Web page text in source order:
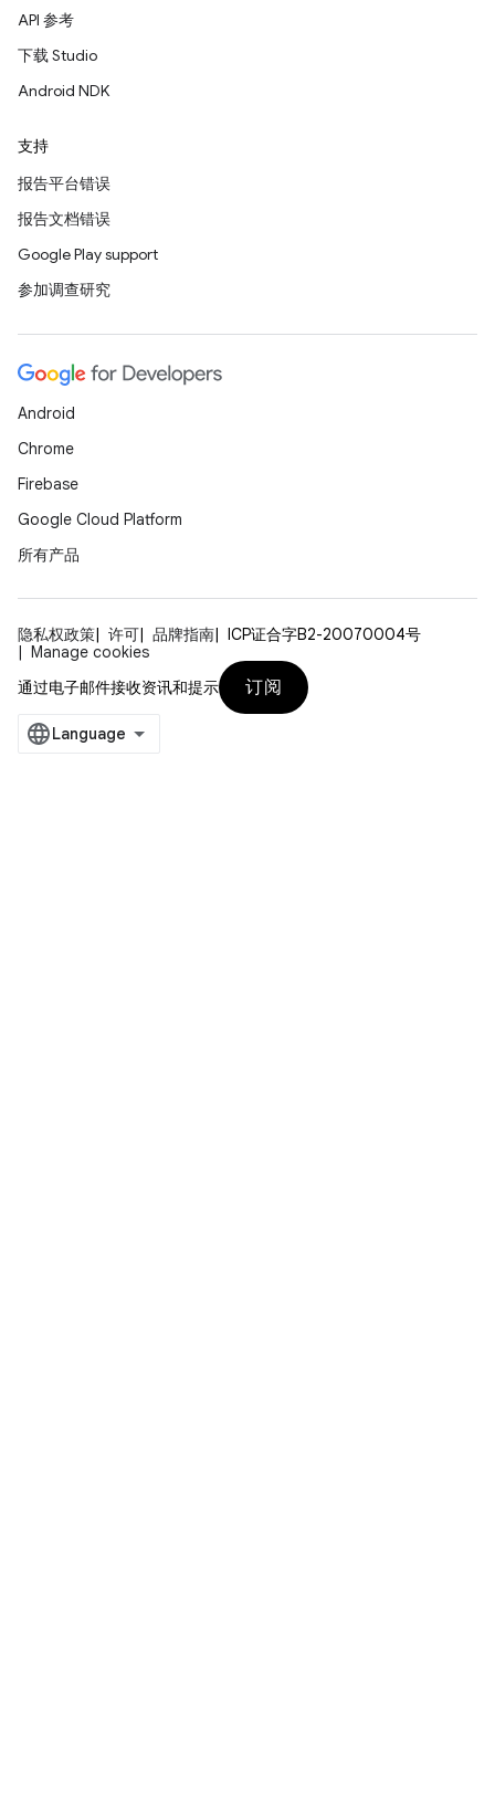
API 参考
下载 Studio
Android NDK
支持
报告平台错误
报告文档错误
Google Play support
参加调查研究
Android
Chrome
Firebase
Google Cloud Platform
所有产品
隐私权政策 许可 品牌指南
ICP证合字B2-20070004号
Manage cookies
通过电子邮件接收资讯和提示
订阅